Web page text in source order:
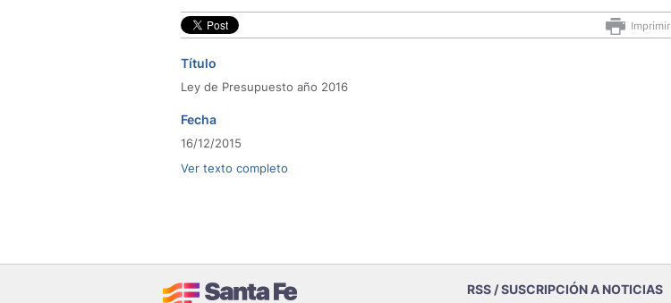
Imprimir
Título
Ley de Presupuesto año 2016
Fecha
16/12/2015
Ver texto completo
RSS / SUSCRIPCIÓN A NOTICIAS